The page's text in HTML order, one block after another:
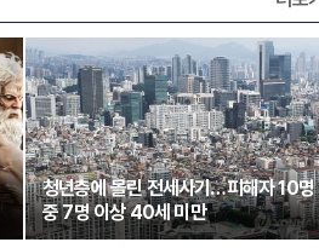
청년층에 몰린 전세사기…피해자 10명
중 7명 이상 40세 미만